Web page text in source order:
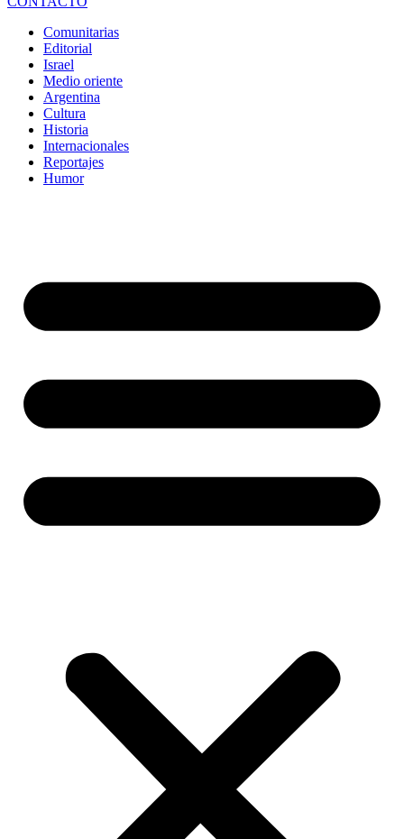
Comunitarias
Editorial
Israel
Medio oriente
Argentina
Cultura
Historia
Internacionales
Reportajes
Humor